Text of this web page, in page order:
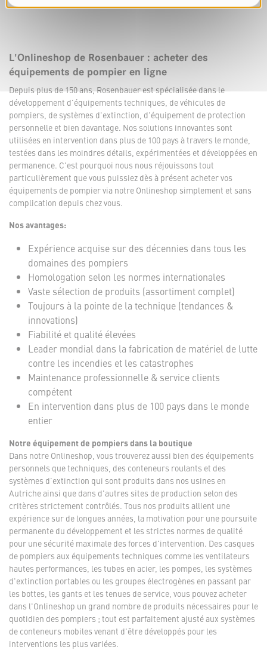
L'Onlineshop de Rosenbauer : acheter des
équipements de pompier en ligne
Depuis plus de 150 ans, Rosenbauer est spécialisée dans le
développement d'équipements techniques, de véhicules de
pompiers, de systèmes d'extinction, d'équipement de protection
personnelle et bien davantage. Nos solutions innovantes sont
utilisées en intervention dans plus de 100 pays à travers le monde,
testées dans les moindres détails, expérimentées et développées en
permanence. C'est pourquoi nous nous réjouissons tout
particulièrement que vous puissiez dès à présent acheter vos
équipements de pompier via notre Onlineshop simplement et sans
complication depuis chez vous.
Nos avantages:
Expérience acquise sur des décennies dans tous les
domaines des pompiers
Homologation selon les normes internationales
Vaste sélection de produits (assortiment complet)
Toujours à la pointe de la technique (tendances &
innovations)
Fiabilité et qualité élevées
Leader mondial dans la fabrication de matériel de lutte
contre les incendies et les catastrophes
Maintenance professionnelle & service clients
compétent
En intervention dans plus de 100 pays dans le monde
entier
Notre équipement de pompiers dans la boutique
Dans notre Onlineshop, vous trouverez aussi bien des équipements
personnels que techniques, des conteneurs roulants et des
systèmes d'extinction qui sont produits dans nos usines en
Autriche ainsi que dans d'autres sites de production selon des
critères strictement contrôlés. Tous nos produits allient une
expérience sur de longues années, la motivation pour une poursuite
permanente du développement et les strictes normes de qualité
pour une sécurité maximale des forces d'intervention. Des casques
de pompiers aux équipements techniques comme les ventilateurs
hautes performances, les tubes en acier, les pompes, les systèmes
d'extinction portables ou les groupes électrogènes en passant par
les bottes, les gants et les tenues de service, vous pouvez acheter
dans l'Onlineshop un grand nombre de produits nécessaires pour le
quotidien des pompiers ; tout est parfaitement ajusté aux systèmes
de conteneurs mobiles venant d'être développés pour les
interventions les plus variées.